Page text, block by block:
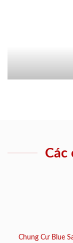
Các
Chung Cư Blue